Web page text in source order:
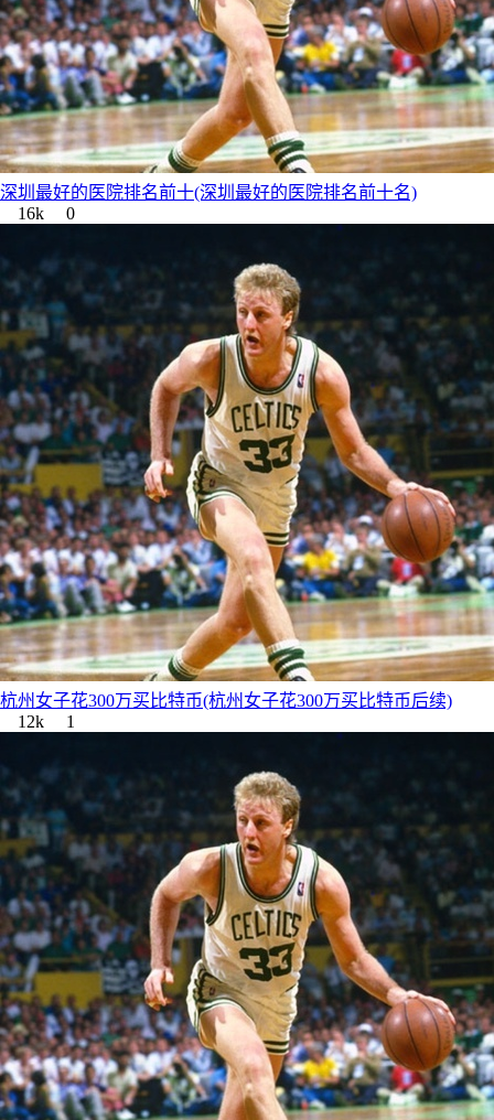
深圳最好的医院排名前十(深圳最好的医院排名前十名)
16k
0
杭州女子花300万买比特币(杭州女子花300万买比特币后续)
12k
1